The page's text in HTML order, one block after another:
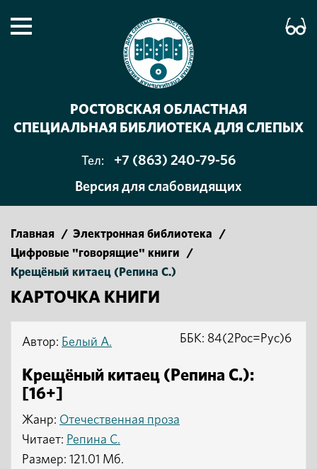
РОСТОВСКАЯ ОБЛАСТНАЯ
СПЕЦИАЛЬНАЯ БИБЛИОТЕКА ДЛЯ СЛЕПЫХ
Тел:
+7 (863) 240-79-56
Версия для слабовидящих
Главная / Электронная библиотека
/
Цифровые "говорящие" книги
/
Крещёный китаец (Репина С.)
КАРТОЧКА КНИГИ
Автор: Белый А.
Крещёный китаец (Репина С.):
[16+]
Жанр: Отечественная проза
Читает: Репина С.
ББК: 84(2Рос=Рус)6
Размер: 121.01 Мб.